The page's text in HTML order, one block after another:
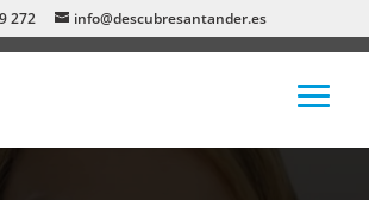
272 info@descubresantander.es